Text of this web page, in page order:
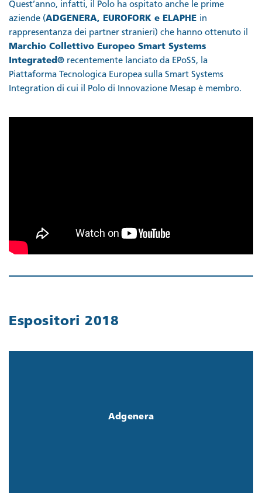
Quest’anno, infatti, il Polo ha ospitato anche le prime
aziende (ADGENERA, EUROFORK e ELAPHE in
rappresentanza dei partner stranieri) che hanno ottenuto il
Marchio Collettivo Europeo Smart Systems
Integrated® recentemente lanciato da EPoSS, la
Piattaforma Tecnologica Europea sulla Smart Systems
Integration di cui il Polo di Innovazione Mesap è membro.
Espositori 2018
Adgenera
soluzioni tecnologiche su misura.